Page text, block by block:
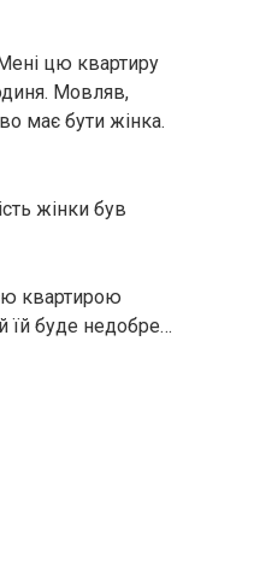
цю квартиру
Мовляв,
має бути жінка.
жінки був
квартирою
їй буде недобре…